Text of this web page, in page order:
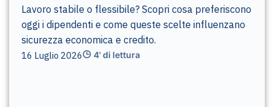
Lavoro stabile o flessibile? Scopri cosa preferiscono
oggi i dipendenti e come queste scelte influenzano
sicurezza economica e credito.
16 Luglio 2026 4' di lettura